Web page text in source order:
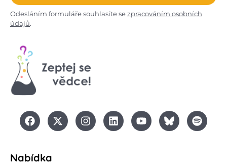
Odesláním formuláře souhlasíte sezpracováním osobních
údajů.
Nabídka